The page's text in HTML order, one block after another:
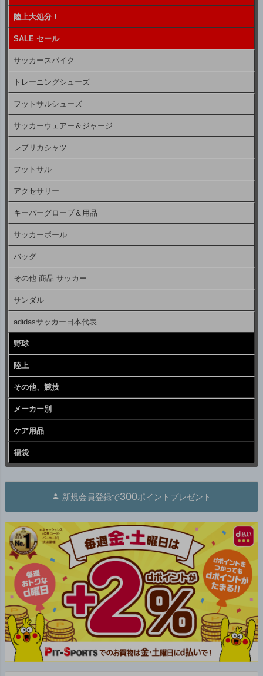
陸上大処分！
SALE セール
サッカースパイク
トレーニングシューズ
フットサルシューズ
サッカーウェアー＆ジャージ
レプリカシャツ
フットサル
アクセサリー
キーパーグローブ＆用品
サッカーボール
バッグ
その他 商品 サッカー
サンダル
adidasサッカー日本代表
野球
陸上
その他、競技
メーカー別
ケア用品
福袋
新規会員登録で300ポイントプレゼント